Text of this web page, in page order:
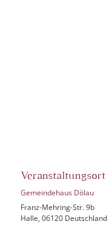
Veranstaltungsort
Gemeindehaus Dölau
Franz-Mehring-Str. 9b
Halle, 06120 Deutschland